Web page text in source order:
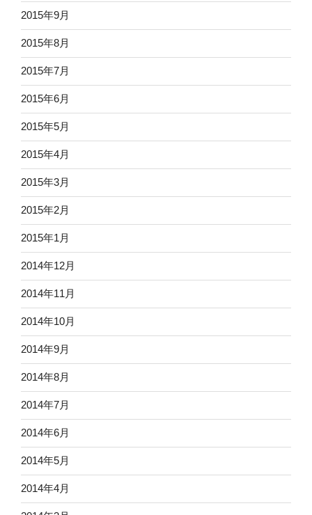
2015年9月
2015年8月
2015年7月
2015年6月
2015年5月
2015年4月
2015年3月
2015年2月
2015年1月
2014年12月
2014年11月
2014年10月
2014年9月
2014年8月
2014年7月
2014年6月
2014年5月
2014年4月